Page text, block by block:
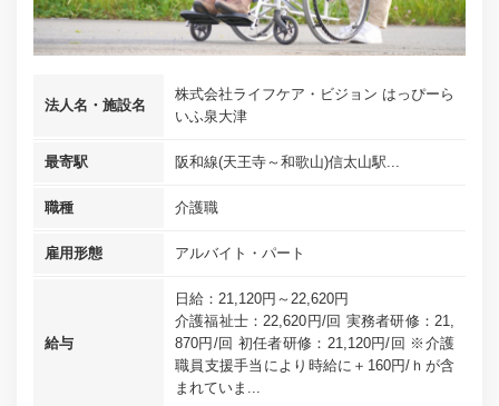
法人名・施設名
株式会社ライフケア・ビジョン はっぴーら
いふ泉大津
最寄駅 阪和線(天王寺～和歌山)信太山駅...
職種 介護職
雇用形態 アルバイト・パート
給与
日給：21,120円～22,620円
介護福祉士：22,620円/回 実務者研修：21,
870円/回 初任者研修：21,120円/回 ※介護
職員支援手当により時給に＋160円/ｈが含
まれていま...